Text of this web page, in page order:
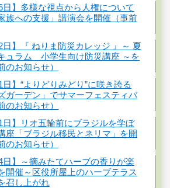
日】多様な視点から人権について
族への支援」講演会を開催（事前
日】『 ねりま防災カレッジ 』～ 夏
ュラム 小学生向け防災講座 ～を
のお知らせ）
日】“よりどりみどり”に咲き誇る
ガーデン」でサマーフェスティバ
のお知らせ）
日】リオ五輪前にブラジルを学ぼ
座「ブラジル移民とネリマ」を開
のお知らせ）
日】～摘みたてハーブの香りが楽
開催～区役所屋上のハーブテラス
召し上がれ